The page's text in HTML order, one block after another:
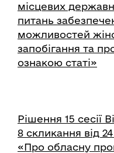
місцевих
питань
можливостей
запобігання та
ознакою статі»
Рішення 15 сесії
8 скликання від
«Про обласну